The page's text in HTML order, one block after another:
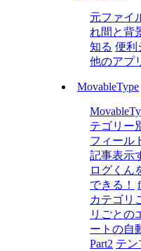
元ファイ
れ間と背
知る 便利
他のアプ
MovableType
テゴリー
フィール
記事表示
ログくん
できる！
カテゴリ
リごとの
ートの自
Part2 テン